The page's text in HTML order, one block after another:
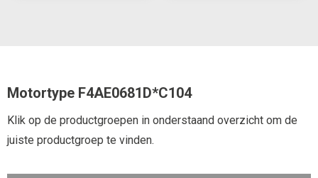
Motortype F4AE0681D*C104
Klik op de productgroepen in onderstaand overzicht om de
juiste productgroep te vinden.